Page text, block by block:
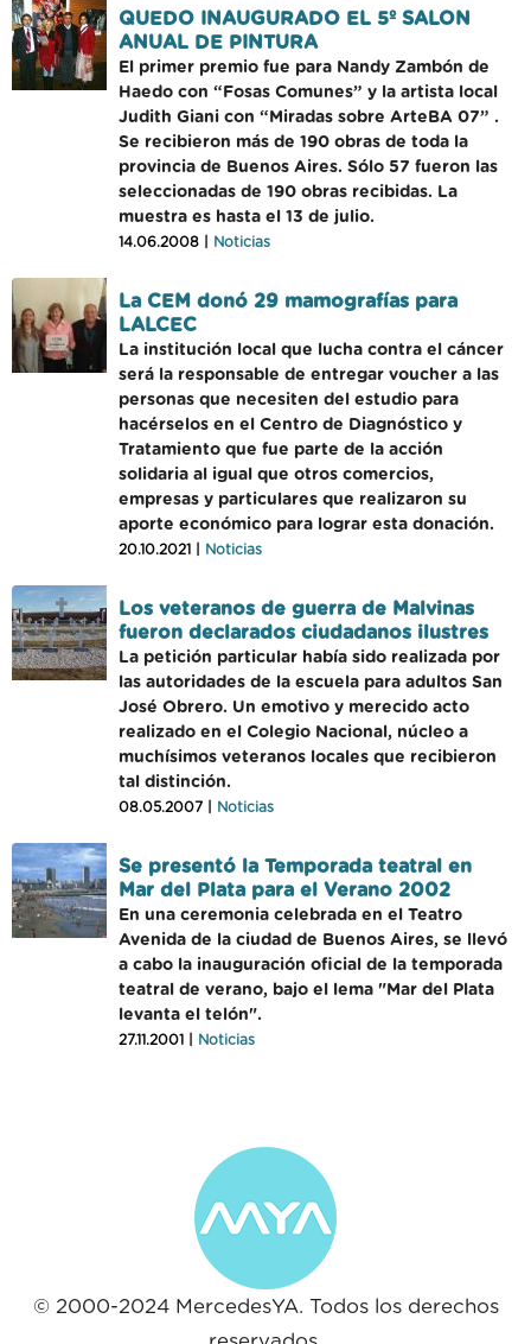
QUEDO INAUGURADO EL 5º SALON
ANUAL DE PINTURA
El primer premio fue para Nandy Zambón de
Haedo con “Fosas Comunes” y la artista local
Judith Giani con “Miradas sobre ArteBA 07” .
Se recibieron más de 190 obras de toda la
provincia de Buenos Aires. Sólo 57 fueron las
seleccionadas de 190 obras recibidas. La
muestra es hasta el 13 de julio.
14.06.2008 | Noticias
La CEM donó 29 mamografías para
LALCEC
La institución local que lucha contra el cáncer
será la responsable de entregar voucher a las
personas que necesiten del estudio para
hacérselos en el Centro de Diagnóstico y
Tratamiento que fue parte de la acción
solidaria al igual que otros comercios,
empresas y particulares que realizaron su
aporte económico para lograr esta donación.
20.10.2021 | Noticias
Los veteranos de guerra de Malvinas
fueron declarados ciudadanos ilustres
La petición particular había sido realizada por
las autoridades de la escuela para adultos San
José Obrero. Un emotivo y merecido acto
realizado en el Colegio Nacional, núcleo a
muchísimos veteranos locales que recibieron
tal distinción.
08.05.2007 | Noticias
Se presentó la Temporada teatral en
Mar del Plata para el Verano 2002
En una ceremonia celebrada en el Teatro
Avenida de la ciudad de Buenos Aires, se llevó
a cabo la inauguración oficial de la temporada
teatral de verano, bajo el lema "Mar del Plata
levanta el telón".
27.11.2001 | Noticias
© 2000-2024 MercedesYA. Todos los derechos